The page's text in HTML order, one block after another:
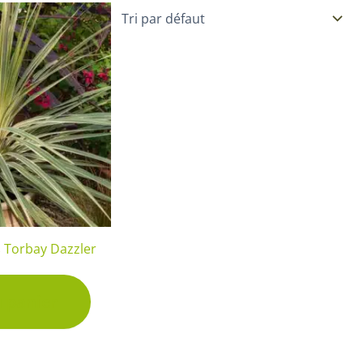
semences BIO
en mélange
pour gazon & prairie
& Plantes utiles
semis de printemps
semis d’été
semis d’automne
& Graines Spéciales Semis
& Graines Spéciales petit
Plantes d’intérieur pour ombre
Plantes pour salle de bain
Plantes de bureau
Plantes d’intérieur dépolluantes
Plantes d’intérieur colorées
Plantes tropicales d’intérieur
Plantes increvables
Dazzler
L